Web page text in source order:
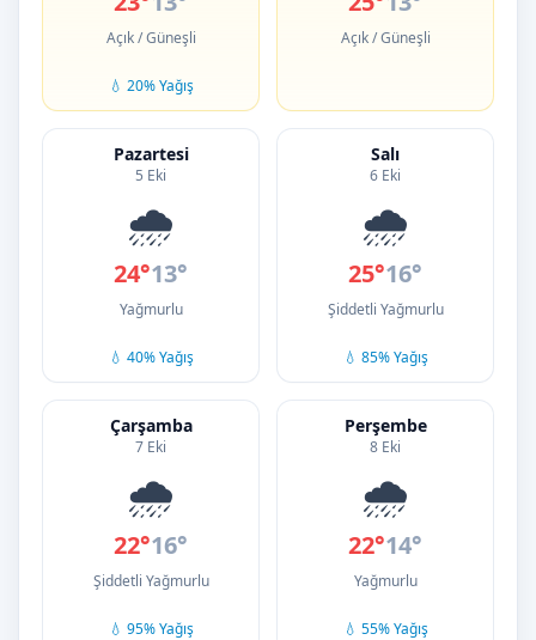
Açık / Güneşli
💧 20% Yağış
Açık / Güneşli
Pazartesi
5 Eki
🌧️
24°13°
Yağmurlu
💧 40% Yağış
Salı
6 Eki
🌧️
25°16°
Şiddetli Yağmurlu
💧 85% Yağış
Çarşamba
7 Eki
🌧️
22°16°
Şiddetli Yağmurlu
💧 95% Yağış
Perşembe
8 Eki
🌧️
22°14°
Yağmurlu
💧 55% Yağış